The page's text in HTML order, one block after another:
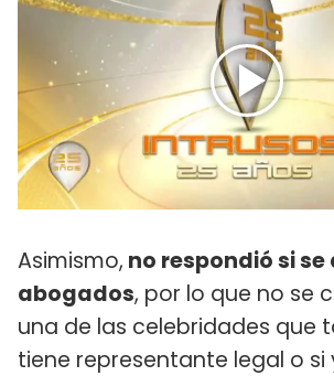
Asimismo, no respondió si
abogados, por lo que no se
una de las celebridades que
tiene representante legal o